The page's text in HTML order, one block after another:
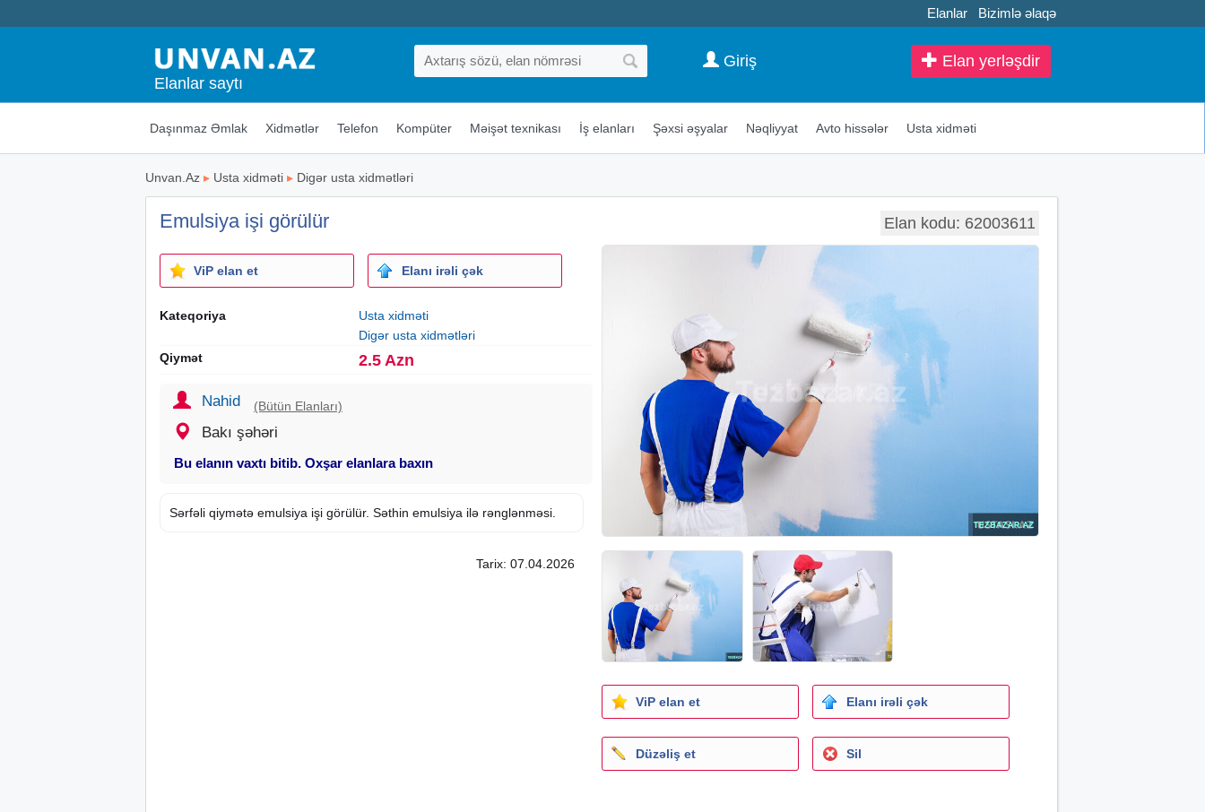
Elanlar Bizimlə əlaqə
Elanlar saytı
Elan yerləşdir
Giriş
Daşınmaz Əmlak Xidmətlər Telefon Kompüter Məişət texnikası İş elanları Şəxsi əşyalar Nəqliyyat Avto hissələr Usta xidməti
Unvan.Az ▸ Usta xidməti ▸ Digər usta xidmətləri
Emulsiya işi görülür Elan kodu: 62003611
ViP elan et Elanı irəli çək
Kateqoriya
Usta xidməti
Digər usta xidmətləri
Qiymət
2.5 Azn
Nahid (Bütün Elanları)
Bakı şəhəri
Bu elanın vaxtı bitib. Oxşar elanlara baxın
Sərfəli qiymətə emulsiya işi görülür. Səthin emulsiya ilə rənglənməsi.
Tarix: 07.04.2026
ViP elan et Elanı irəli çək
Düzəliş et Sil